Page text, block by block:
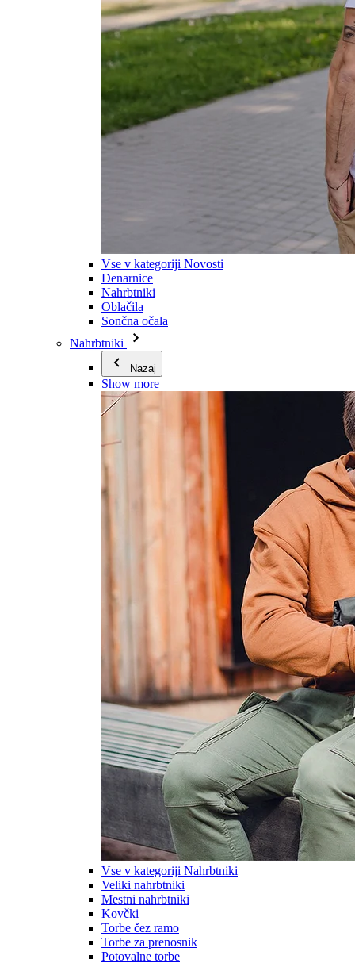
Vse v kategoriji Novosti
Denarnice
Nahrbtniki
Oblačila
Sončna očala
Nahrbtniki
Nazaj
Show more
Vse v kategoriji Nahrbtniki
Veliki nahrbtniki
Mestni nahrbtniki
Kovčki
Torbe čez ramo
Torbe za prenosnik
Potovalne torbe